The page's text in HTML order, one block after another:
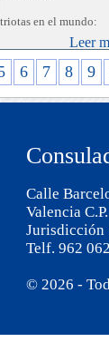
en el mundo:
y
un afectuoso
en el mío propio.
compromiso con
en el mundo.
que la
vínculo con la
tienen un
quienes se
el reconocimiento
por el
Leer
6 7 8 9
Calle
Valencia
Jurisdicción
Telf. 962
© 2026 -